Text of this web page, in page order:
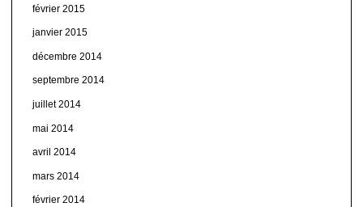
février 2015
janvier 2015
décembre 2014
septembre 2014
juillet 2014
mai 2014
avril 2014
mars 2014
février 2014